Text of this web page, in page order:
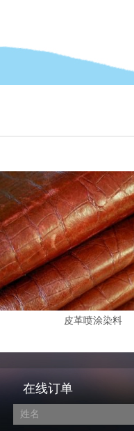
皮革喷涂染料
在线订单